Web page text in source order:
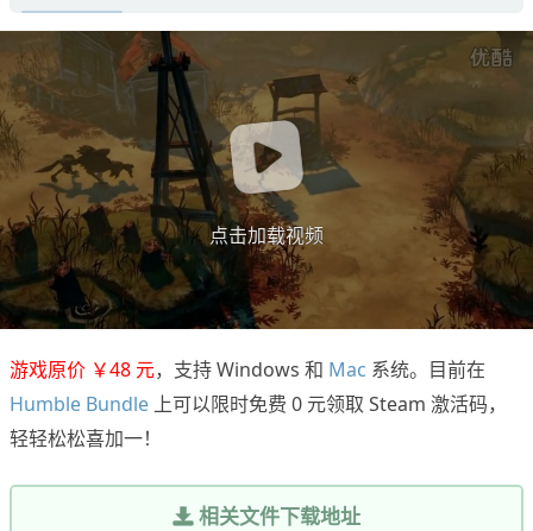
点击加载视频
游戏原价 ￥48 元，支持 Windows 和 Mac 系统。目前在
Humble Bundle 上可以限时免费 0 元领取 Steam 激活码，
轻轻松松喜加一！
相关文件下载地址